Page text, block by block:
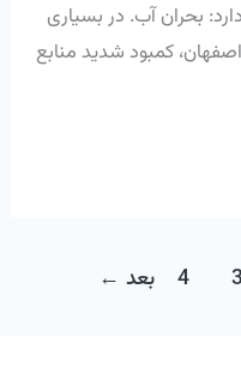
بحران آب. در بسیاری
کمبود شدید منابع
3
4 بعد ←